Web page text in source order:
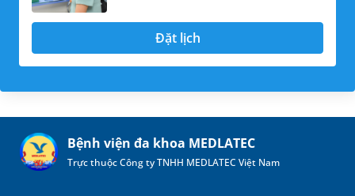
Đặt lịch
Bệnh viện đa khoa MEDLATEC
Trực thuộc Công ty TNHH MEDLATEC Việt Nam